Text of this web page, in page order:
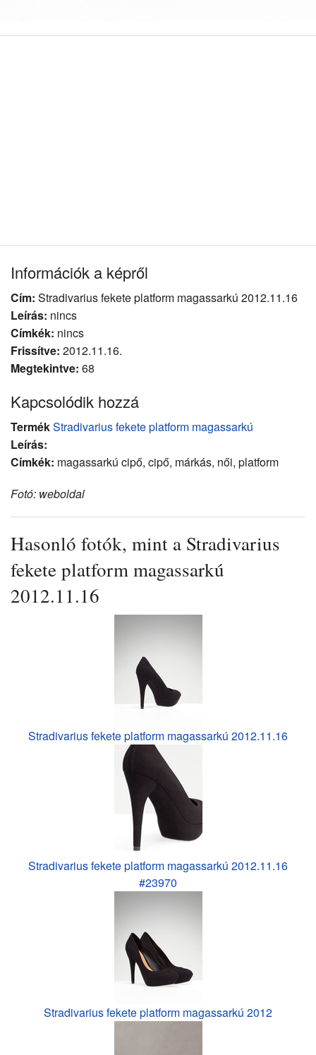
Információk a képről
Cím: Stradivarius fekete platform magassarkú 2012.11.16
Leírás: nincs
Címkék: nincs
Frissítve: 2012.11.16.
Megtekintve: 68
Kapcsolódik hozzá
TermékStradivarius fekete platform magassarkú
Leírás:
Címkék: magassarkú cipő, cipő, márkás, női, platform
Fotó: weboldal
Hasonló fotók, mint a Stradivarius
fekete platform magassarkú
2012.11.16
Stradivarius fekete platform magassarkú 2012.11.16
Stradivarius fekete platform magassarkú 2012.11.16
#23970
Stradivarius fekete platform magassarkú 2012